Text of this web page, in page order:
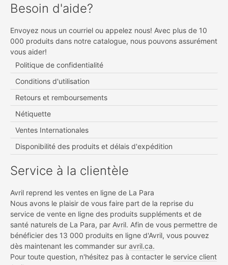
Besoin d'aide?
Envoyez nous un courriel ou appelez nous! Avec plus de 10
000 produits dans notre catalogue, nous pouvons assurément
vous aider!
Politique de confidentialité
Conditions d'utilisation
Retours et remboursements
Nétiquette
Ventes Internationales
Disponibilité des produits et délais d'expédition
Service à la clientèle
Avril reprend les ventes en ligne de La Para
Nous avons le plaisir de vous faire part de la reprise du
service de vente en ligne des produits suppléments et de
santé naturels de La Para, par Avril. Afin de vous permettre de
bénéficier des 13 000 produits en ligne d'Avril, vous pouvez
dès maintenant les commander sur avril.ca.
Pour toute question, n'hésitez pas à contacter le service client